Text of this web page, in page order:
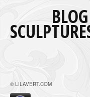
© LILAVERT.COM